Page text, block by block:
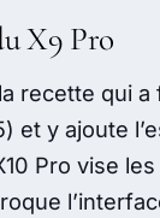
X9 Pro
recette qui
et y ajoute
Pro vise